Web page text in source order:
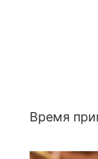
Время